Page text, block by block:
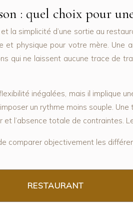
: quel choix pour
la simplicité d’une sortie au
et physique pour votre mère. Une
qui ne laissent aucune trace de
inégalées, mais il implique
un rythme moins souple.
et l’absence totale de contraintes.
comparer objectivement les
RESTAURANT